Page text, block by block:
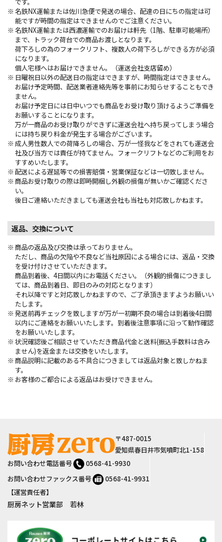
名鉄NX運輸または佐川急便で発送の場合、配達の日にちの指定は可
能ですが時間の指定はできませんのでご注意ください。
名鉄NX運輸または西濃運輸でのお届けは軒先（1階、駐車可能場所）
まで、トラック荷台での商品お渡しとなります。
荷下ろしの為のフォークリフト、複数人の荷下ろしができる方が必須
になります。
個人宅様へはお届けできません。（運送会社支店留め）
日曜祝日以外の配送日の指定はできますが、時間指定はできません。
お届け予定時間、配送業者連絡先等を事前にお知らせすることもでき
ません。
お届け予定日には日中いつでも商品をお受け取り頂けるようご準備を
お願いすることになります。
万が一商品のお受け取りができずに運送会社へ持ち戻ってしまう場合
には持ち戻り料金が発生する場合がございます。
成人男性数人での荷降ろしの場合、万が一怪我などをされても運送会
社及び当方では責任が持てません。フォークリフトなどのご利用をお
すすめいたします。
配送による遅延等での損害賠償・営業保証などは一切致しません。
商品お受け取りの際は即時開梱し外観の損傷が無いかご確認くださ
い。
後日ご連絡いただきましても運送会社も当社も対応致しかねます。
返品、交換について
商品の返品及び交換は承っておりません。
ただし、商品の欠陥や不良など当社原因による場合には、返品・交換
を受け付けさせていただきます。
商品到着後、4日間以内にお電話ください。（外観的損傷につきまし
ては、商品到着日、即日のみの対応となります）
それ以降ですと対応致しかねますので、ご了承頂きますようお願いい
たします。
発送前再チェックを致しますが万が一初期不良の場合は到着後4日間
以内にご連絡をお願いいたします。到着後注意事項に沿って動作確認
をお願いいたします。
状況確認後ご相談させていただき商品代金と送料(振込手数料は含み
ません)を返金または交換をいたします。
商品説明に記載のある不具合につきましては返品対象と致しかねま
す。
お客様のご都合による返品はお受けできません。
サイト情報
〒487-0015
愛知県春日井市気噴町北1-158
お問い合わせ電話番号
0568-41-9930
お問い合わせファックス番号
0568-41-9931
【運営責任者】
厨房ネット営業部 若林